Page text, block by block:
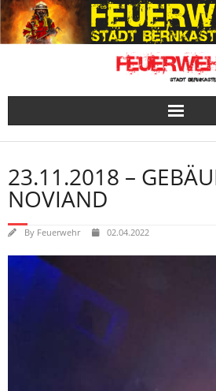
Skip
to
content
23.11.2018 –
NOVIAND
By Feuerwehr 02.04.2022